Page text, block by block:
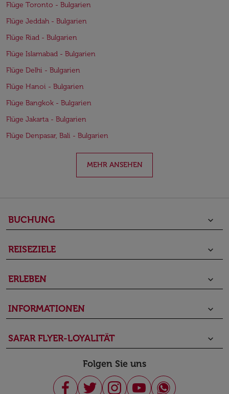
Flüge Toronto - Bulgarien
Flüge Jeddah - Bulgarien
Flüge Riad - Bulgarien
Flüge Islamabad - Bulgarien
Flüge Delhi - Bulgarien
Flüge Hanoi - Bulgarien
Flüge Bangkok - Bulgarien
Flüge Jakarta - Bulgarien
Flüge Denpasar, Bali - Bulgarien
MEHR ANSEHEN
BUCHUNG keyboard_arrow_down
REISEZIELE keyboard_arrow_down
ERLEBEN keyboard_arrow_down
INFORMATIONEN keyboard_arrow_down
SAFAR FLYER-LOYALITÄT keyboard_arrow_down
Folgen Sie uns